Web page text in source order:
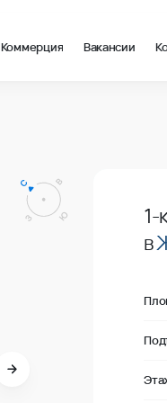
Коммерция Вакансии
1-
в